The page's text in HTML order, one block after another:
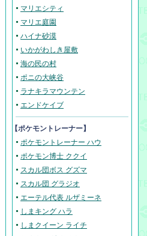
マリエシティ
マリエ庭園
ハイナ砂漠
いかがわしき屋敷
海の民の村
ポニの大峡谷
ラナキラマウンテン
エンドケイブ
【ポケモントレーナー】
ポケモントレーナー ハウ
ポケモン博士 ククイ
スカル団ボス グズマ
スカル団 グラジオ
エーテル代表 ルザミーネ
しまキング ハラ
しまクイーン ライチ